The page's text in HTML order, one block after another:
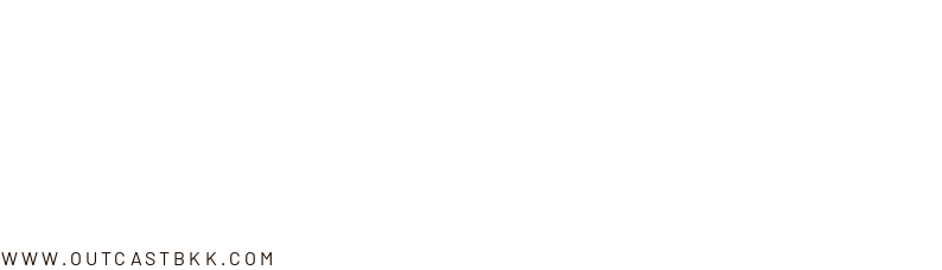
WWW.OUTCASTBKK.COM